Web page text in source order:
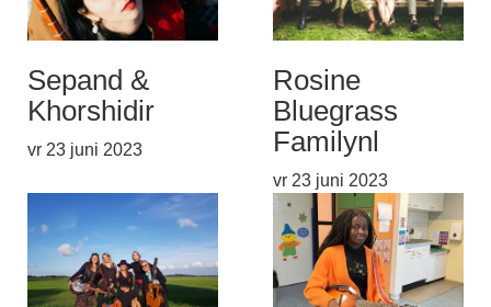
Sepand &
Khorshidir
vr 23 juni 2023
Rosine
Bluegrass
Familynl
vr 23 juni 2023